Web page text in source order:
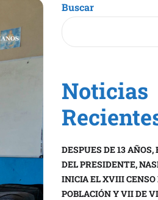
Buscar
Noticias
DESPUES DE 13 AÑOS,
DEL PRESIDENTE,
INICIA EL XVIII CENSO
POBLACIÓN Y VII DE